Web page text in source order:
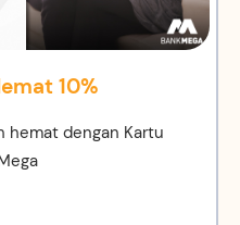
10%
hemat dengan Kartu